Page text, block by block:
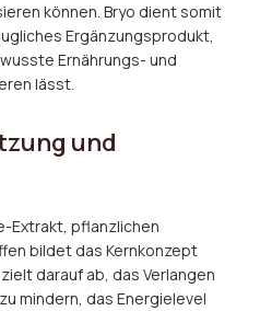
können. Bryo dient somit
Ergänzungsprodukt,
Ernährungs- und
lässt.
und
Extrakt, pflanzlichen
bildet das Kernkonzept
darauf ab, das Verlangen
mindern, das Energielevel